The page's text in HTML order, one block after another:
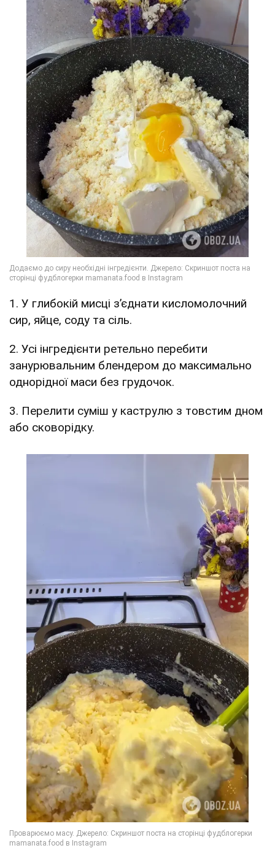
1. У глибокій мисці з’єднати кисломолочний
сир, яйце, соду та сіль.
2. Усі інгредієнти ретельно перебити
занурювальним блендером до максимально
однорідної маси без грудочок.
3. Перелити суміш у каструлю з товстим дном
або сковорідку.